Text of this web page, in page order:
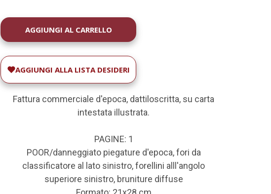
DISPONIBILITÀ
ATTUALE:
AGGIUNGI ALLA LISTA DESIDERI
Fattura commerciale d'epoca, dattiloscritta, su carta
intestata illustrata.
PAGINE: 1
POOR/danneggiato piegature d'epoca, fori da
classificatore al lato sinistro, forellini alll'angolo
superiore sinistro, bruniture diffuse